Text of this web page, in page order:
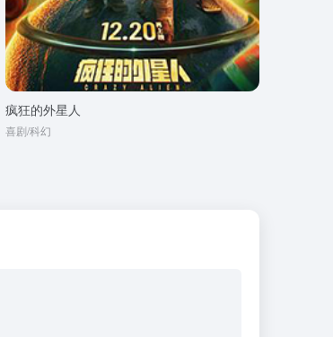
疯狂的外星人
喜剧/科幻